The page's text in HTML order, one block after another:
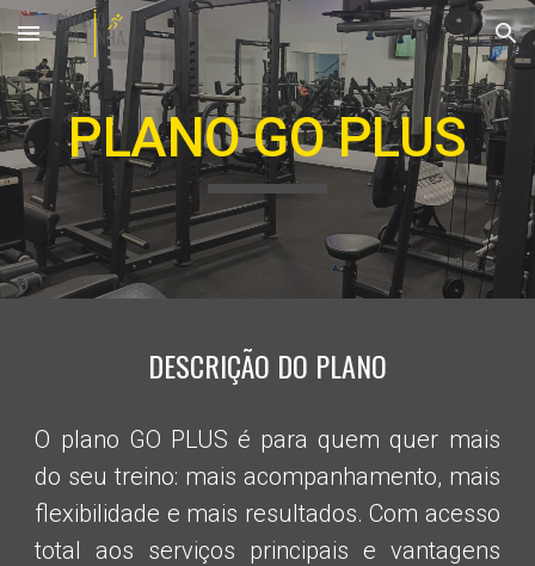
Skip to main content Skip to navigation
PLANOGO PLUS
DESCRIÇÃO DO PLANO
O plano GO PLUS é para quem quer mais
do seu treino: mais acompanhamento, mais
flexibilidade e mais resultados. Com acesso
total aos serviços principais e vantagens